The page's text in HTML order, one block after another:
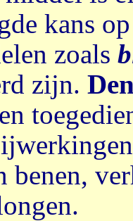
kans
zoals
zijn.
benen,